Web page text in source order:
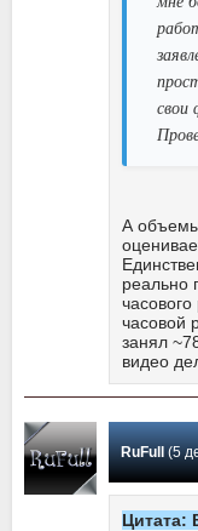
свои
А
реально
часовой
занял
видео
RuFull(5
Цитата: